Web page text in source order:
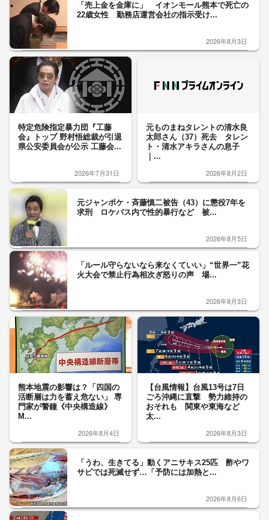
「売上金を金庫に」 イオンモール熊本で死亡の
22歳女性 勤務店運営会社の指示受け...
2026年8月3日
特定危険指定暴力団『工藤
会』トップ 野村悟総裁が引退
県公安委員会が公示 工藤会...
2026年7月31日
元ものまねタレントの清水良
太郎さん（37）死去 タレン
ト・清水アキラさんの息子
｜...
2026年8月2日
元ジャンポケ・斉藤慎二被告（43）に懲役7年を
求刑 ロケバス内で性的暴行など 被...
2026年8月5日
「ルール守らないなら来なくていい」“世界一”花
火大会で禁止行為相次ぎ怒りの声 場...
2026年8月3日
熊本地震の影響は？「四国の
活断層は力を蓄え危ない」 専
門家が警鐘《中央構造線》
M...
2026年8月4日
【台風情報】台風13号は7日
ごろ沖縄に直撃 勢力維持の
おそれも 関東や東海など
太...
2026年8月3日
「うわ、生きてる」動くアニサキス25匹 酢やワ
サビでは死滅せず…「予防には加熱と...
2026年8月6日